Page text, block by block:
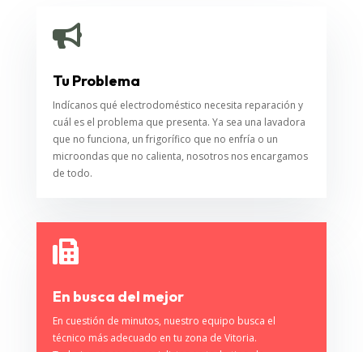

Tu Problema
Indícanos qué electrodoméstico necesita reparación y
cuál es el problema que presenta. Ya sea una lavadora
que no funciona, un frigorífico que no enfría o un
microondas que no calienta, nosotros nos encargamos
de todo.

En busca del mejor
En cuestión de minutos, nuestro equipo busca el
técnico más adecuado en tu zona de Vitoria.